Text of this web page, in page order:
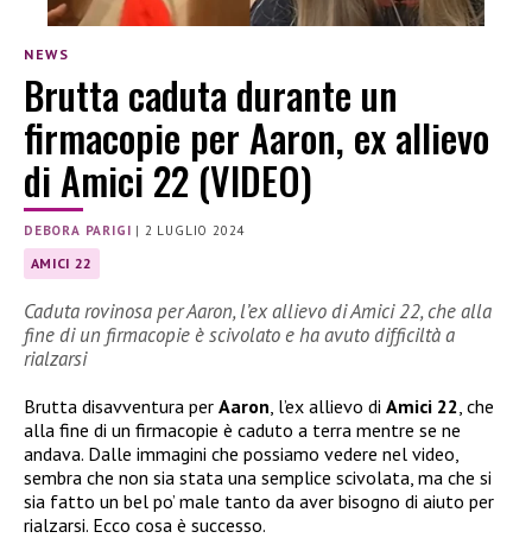
NEWS
Brutta caduta durante un
firmacopie per Aaron, ex allievo
di Amici 22 (VIDEO)
DEBORA PARIGI | 2 LUGLIO 2024
AMICI 22
Caduta rovinosa per Aaron, l’ex allievo di Amici 22, che alla
fine di un firmacopie è scivolato e ha avuto difficiltà a
rialzarsi
Brutta disavventura per Aaron, l’ex allievo di Amici 22, che
alla fine di un firmacopie è caduto a terra mentre se ne
andava. Dalle immagini che possiamo vedere nel video,
sembra che non sia stata una semplice scivolata, ma che si
sia fatto un bel po’ male tanto da aver bisogno di aiuto per
rialzarsi. Ecco cosa è successo.